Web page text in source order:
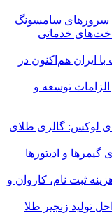
زیرساخت‌های خدماتی
ایران هم‌اکنون در
توسعه و
لوکس: گالری طلای
گیمرها و ادیتورها
کامل هزینه ثبت نام، کاروان و
تولید زنجیر طلا